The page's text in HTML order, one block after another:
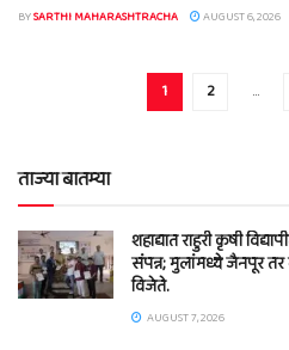
BYSARTHI MAHARASHTRACHA AUGUST 6, 2026
1 2 …
ताज्या बातम्या
शहाद्यात राहुरी कृषी
संपन्न; मुलांमध्ये जैनपूर तर
विजेते.
AUGUST 7, 2026